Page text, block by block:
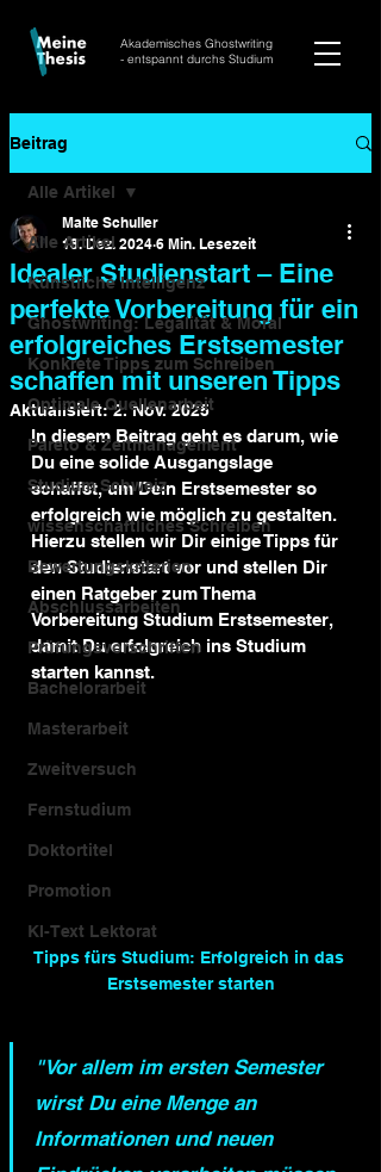
Akademisches Ghostwriting
- entspannt durchs Studium
Beitrag
Alle Artikel
Künstliche Intelligenz
Ghostwriting: Legalität & Moral
Konkrete Tipps zum Schreiben
Optimale Quellenarbeit
Pareto & Zeitmanagement
Studium Schweiz
wissenschaftliches Schreiben
Bewertungskriterien
Abschlussarbeiten
Prüfungsvorschriften
Bachelorarbeit
Masterarbeit
Zweitversuch
Fernstudium
Doktortitel
Promotion
KI-Text Lektorat
Alle Artikel
Idealer Studienstart – Eine
perfekte Vorbereitung für ein
erfolgreiches Erstsemester
schaffen mit unseren Tipps
Malte Schuller
18. Dez. 2024 6 Min. Lesezeit
Aktualisiert:2. Nov. 2025
In diesem Beitrag geht es darum, wie
Du eine solide Ausgangslage
schaffst, um Dein Erstsemester so
erfolgreich wie möglich zu gestalten.
Hierzu stellen wir Dir einige Tipps für
den Studienstart vor und stellen Dir
einen Ratgeber zum Thema
Vorbereitung Studium Erstsemester,
damit Du erfolgreich ins Studium
starten kannst.
Tipps fürs Studium: Erfolgreich in das
Erstsemester starten
"Vor allem im ersten Semester
wirst Du eine Menge an
Informationen und neuen